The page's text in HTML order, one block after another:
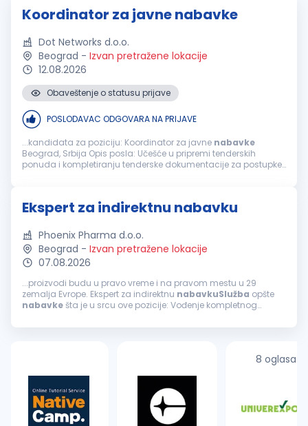
Koordinator za javne nabavke
Dot Networks d.o.o.
Beograd - Izvan pretražene lokacije
12.08.2026
Obaveštenje o statusu prijave
POSLODAVAC ODGOVARA NA PRIJAVE
...kandidata za poziciju: Koordinator za javne nabavke
Beograd, Srbija Opis posla: Učešće u pripremi tenderskih
ponuda i kompletiranju tenderske dokumentacije za postupke
Ekspert za indirektnu nabavku
Phoenix Pharma d.o.o.
Beograd - Izvan pretražene lokacije
07.08.2026
...proizvodi budu u pravo vreme i na pravom mestu u 29
zemalja Evrope. Ekspert za indirektnu nabavkuSlužba opšte
nabavkešta je u srcu ove pozicije: Vođenje kompletnog
ugovaranje...
8 oglasa